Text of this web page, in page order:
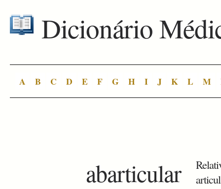
Dicionário
A B C D E F G H I J K L M
abarticular